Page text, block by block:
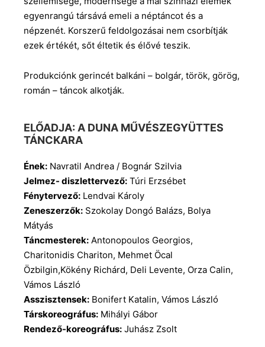
egyenrangú társává emeli a néptáncot és a
népzenét. Korszerű feldolgozásai nem csorbítják
ezek értékét, sőt éltetik és élővé teszik.
Produkciónk gerincét balkáni – bolgár, török, görög,
román – táncok alkotják.
ELŐADJA: A DUNA MŰVÉSZEGYÜTTES
TÁNCKARA
Ének: Navratil Andrea / Bognár Szilvia
Jelmez- diszlettervező: Túri Erzsébet
Fénytervező: Lendvai Károly
Zeneszerzők: Szokolay Dongó Balázs, Bolya
Mátyás
Táncmesterek: Antonopoulos Georgios,
Charitonidis Chariton, Mehmet Öcal
Özbilgin,Kökény Richárd, Deli Levente, Orza Calin,
Vámos László
Asszisztensek: Bonifert Katalin, Vámos László
Társkoreográfus: Mihályi Gábor
Rendező-koreográfus: Juhász Zsolt